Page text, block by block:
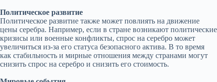
Политическое развитие
Политическое развитие также может повлиять на движение
цены серебра. Например, если в стране возникают политические
кризисы или военные конфликты, спрос на серебро может
увеличиться из-за его статуса безопасного актива. В то время
как стабильность и мирные отношения между странами могут
снизить спрос на серебро и снизить его стоимость.